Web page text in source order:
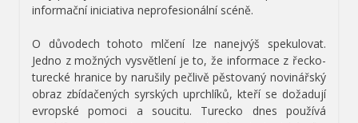
informační iniciativa neprofesionální scéně.
O důvodech tohoto mlčení lze nanejvýš spekulovat.
Jedno z možných vysvětlení je to, že informace z řecko-
turecké hranice by narušily pečlivě pěstovaný novinářský
obraz zbídačených syrských uprchlíků, kteří se dožadují
evropské pomoci a soucitu. Turecko dnes používá